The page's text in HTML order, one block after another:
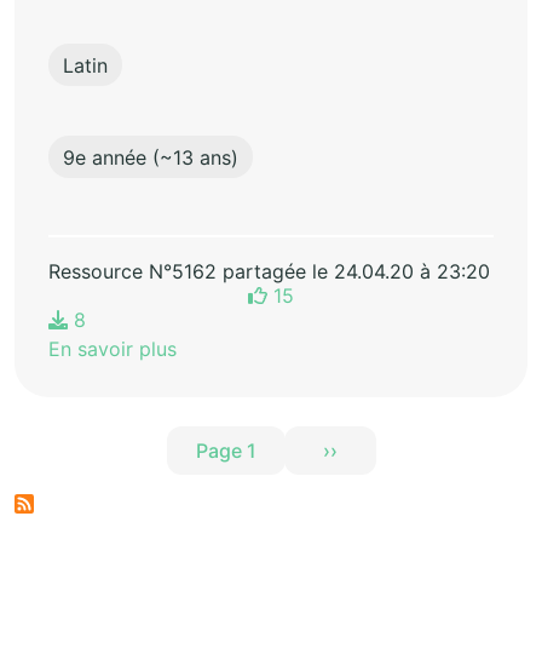
Latin
9e année (~13 ans)
Ressource N°5162 partagée le 24.04.20 à 23:20
15
8
En savoir plus
Page 1 ››